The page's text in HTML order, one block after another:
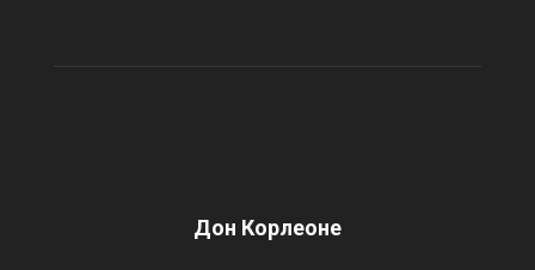
Дон Корлеоне